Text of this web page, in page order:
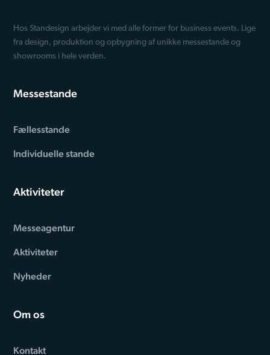
Hos Standesign arbejder vi med alle former for business events. Lige
fra design, produktion og opbygning af unikke messestande og
showrooms i hele verden.
Messestande
Fællesstande
Individuelle stande
Aktiviteter
Messeagentur
Aktiviteter
Nyheder
Om os
Kontakt